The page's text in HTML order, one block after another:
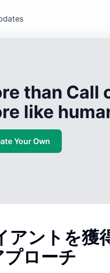
than Call
like
Your Own
アントを獲
ローチ